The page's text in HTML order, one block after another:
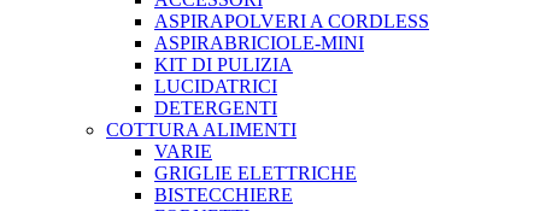
ASPIRAPOLVERI A CORDLESS
ASPIRABRICIOLE-MINI
KIT DI PULIZIA
LUCIDATRICI
DETERGENTI
COTTURA ALIMENTI
VARIE
GRIGLIE ELETTRICHE
BISTECCHIERE